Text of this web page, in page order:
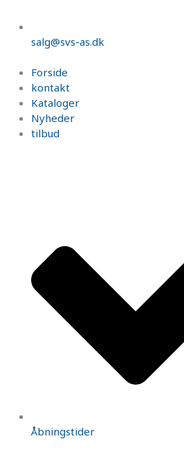
salg@svs-as.dk
Forside
kontakt
Kataloger
Nyheder
tilbud
Åbningstider